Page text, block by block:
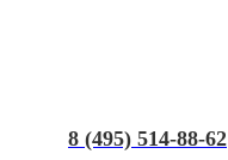
8 (495) 514-88-62